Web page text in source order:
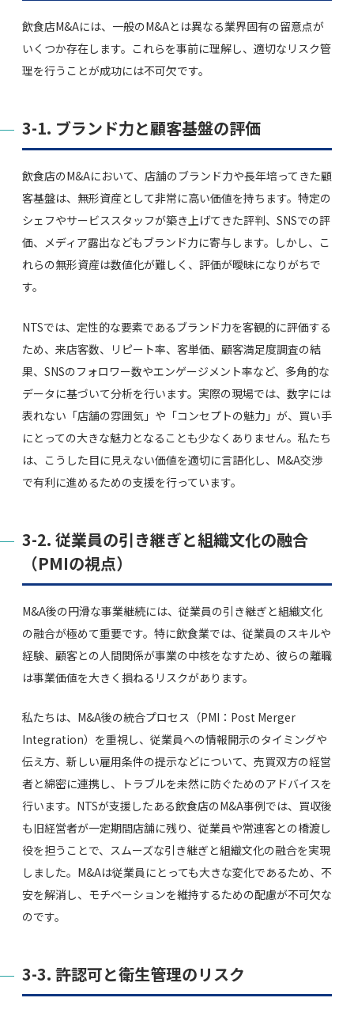
飲食店M&Aには、一般のM&Aとは異なる業界固有の留意点が
いくつか存在します。これらを事前に理解し、適切なリスク管
理を行うことが成功には不可欠です。
3-1. ブランド力と顧客基盤の評価
飲食店のM&Aにおいて、店舗のブランド力や長年培ってきた顧
客基盤は、無形資産として非常に高い価値を持ちます。特定の
シェフやサービススタッフが築き上げてきた評判、SNSでの評
価、メディア露出などもブランド力に寄与します。しかし、こ
れらの無形資産は数値化が難しく、評価が曖昧になりがちで
す。
NTSでは、定性的な要素であるブランド力を客観的に評価する
ため、来店客数、リピート率、客単価、顧客満足度調査の結
果、SNSのフォロワー数やエンゲージメント率など、多角的な
データに基づいて分析を行います。実際の現場では、数字には
表れない「店舗の雰囲気」や「コンセプトの魅力」が、買い手
にとっての大きな魅力となることも少なくありません。私たち
は、こうした目に見えない価値を適切に言語化し、M&A交渉
で有利に進めるための支援を行っています。
3-2. 従業員の引き継ぎと組織文化の融合
（PMIの視点）
M&A後の円滑な事業継続には、従業員の引き継ぎと組織文化
の融合が極めて重要です。特に飲食業では、従業員のスキルや
経験、顧客との人間関係が事業の中核をなすため、彼らの離職
は事業価値を大きく損ねるリスクがあります。
私たちは、M&A後の統合プロセス（PMI：Post Merger
Integration）を重視し、従業員への情報開示のタイミングや
伝え方、新しい雇用条件の提示などについて、売買双方の経営
者と綿密に連携し、トラブルを未然に防ぐためのアドバイスを
行います。NTSが支援したある飲食店のM&A事例では、買収後
も旧経営者が一定期間店舗に残り、従業員や常連客との橋渡し
役を担うことで、スムーズな引き継ぎと組織文化の融合を実現
しました。M&Aは従業員にとっても大きな変化であるため、不
安を解消し、モチベーションを維持するための配慮が不可欠な
のです。
3-3. 許認可と衛生管理のリスク